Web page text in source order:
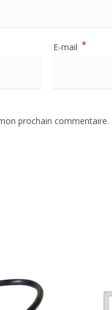
E-mail *
prochain commentaire.